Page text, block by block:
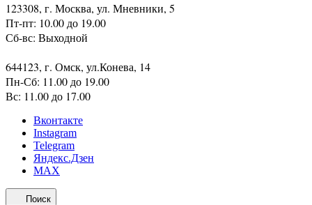
123308, г. Москва, ул. Мневники, 5
Пт-пт: 10.00 до 19.00
Сб-вс: Выходной
644123, г. Омск, ул.Конева, 14
Пн-Сб: 11.00 до 19.00
Вс: 11.00 до 17.00
Вконтакте
Instagram
Telegram
Яндекс.Дзен
MAX
Поиск